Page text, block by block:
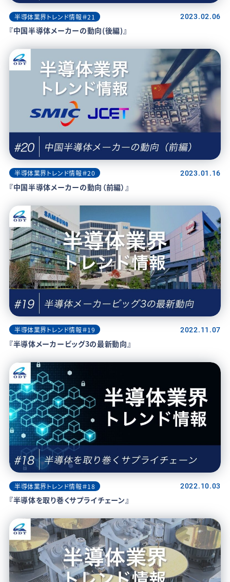
半導体業界トレンド情報＃21 2023.02.06
『中国半導体メーカーの動向(後編)』
半導体業界トレンド情報＃20 2023.01.16
『中国半導体メーカーの動向（前編）』
半導体業界トレンド情報＃19 2022.11.07
『半導体メーカービッグ3の最新動向』
半導体業界トレンド情報＃18 2022.10.03
『半導体を取り巻くサプライチェーン』